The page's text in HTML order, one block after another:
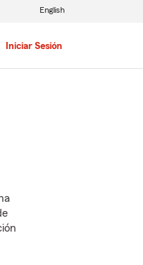
Iniciar Sesión
English